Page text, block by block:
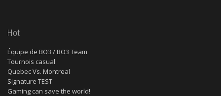
Hot
Équipe de BO3 / BO3 Team
Tournois casual
Quebec Vs. Montreal
Signature TEST
Gaming can save the world!